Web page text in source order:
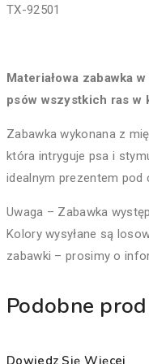
TX-92501
Materiałowa zabawka
psów wszystkich ras w
Zabawka wykonana z
która intryguje psa i
idealnym prezentem pod
Uwaga – Zabawka
Kolory wysyłane są
zabawki – prosimy o
Podobne